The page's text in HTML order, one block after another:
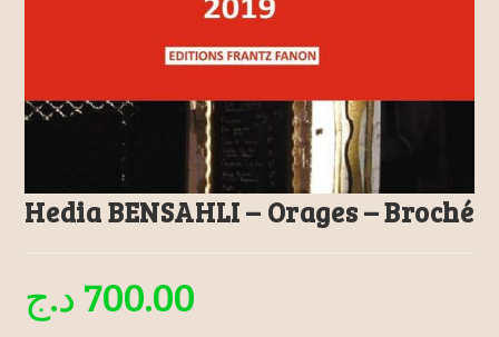
Hedia BENSAHLI – Orages – Broché
700.00 د.ج